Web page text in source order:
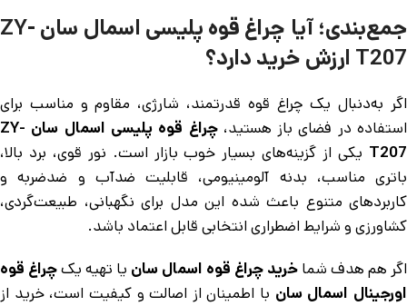
جمع‌بندی؛ آیا چراغ قوه پلیسی اسمال سان ZY-
T207 ارزش خرید دارد؟
اگر به‌دنبال یک چراغ قوه قدرتمند، شارژی، مقاوم و مناسب برای
استفاده در فضای باز هستید،
چراغ قوه پلیسی اسمال سان ZY-
T207 یکی از گزینه‌های بسیار خوب بازار است. نور قوی، برد بالا،
باتری مناسب، بدنه آلومینیومی، قابلیت ضدآب و ضدضربه و
کاربردهای متنوع باعث شده این مدل برای نگهبانی، طبیعت‌گردی،
کشاورزی و شرایط اضطراری انتخابی قابل اعتماد باشد.
اگر هم هدف شما خرید چراغ قوه اسمال سان یا تهیه یکچراغ قوه
اورجینال اسمال سان با اطمینان از اصالت و کیفیت است، خرید از